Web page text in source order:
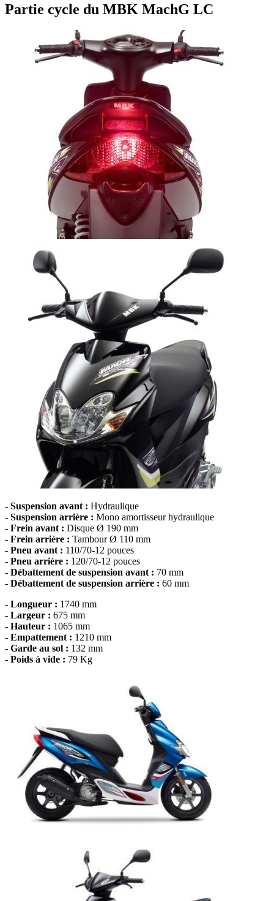
Partie cycle du MBK MachG LC
- Suspension avant : Hydraulique
- Suspension arrière : Mono amortisseur hydraulique
- Frein avant : Disque Ø 190 mm
- Frein arrière : Tambour Ø 110 mm
- Pneu avant : 110/70-12 pouces
- Pneu arrière : 120/70-12 pouces
- Débattement de suspension avant : 70 mm
- Débattement de suspension arrière : 60 mm
- Longueur : 1740 mm
- Largeur : 675 mm
- Hauteur : 1065 mm
- Empattement : 1210 mm
- Garde au sol : 132 mm
- Poids à vide : 79 Kg